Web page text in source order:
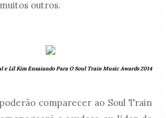
outros.
e Lil Kim Ensaiando Para O Soul Train Music Awards 2014
comparecer ao Soul Train